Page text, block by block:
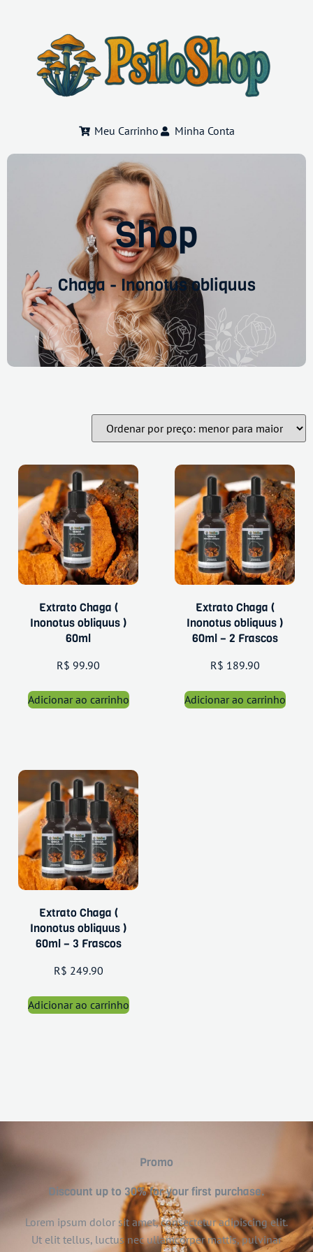
Meu Carrinho Minha Conta
Shop
Chaga - Inonotus obliquus
Extrato Chaga (
Inonotus obliquus )
60ml
R$ 99.90
Adicionar ao carrinho
Extrato Chaga (
Inonotus obliquus )
60ml – 2 Frascos
R$ 189.90
Adicionar ao carrinho
Extrato Chaga (
Inonotus obliquus )
60ml – 3 Frascos
R$ 249.90
Adicionar ao carrinho
Promo
Discount up to 30% for your first purchase.
Lorem ipsum dolor sit amet, consectetur adipiscing elit.
Ut elit tellus, luctus nec ullamcorper mattis, pulvinar